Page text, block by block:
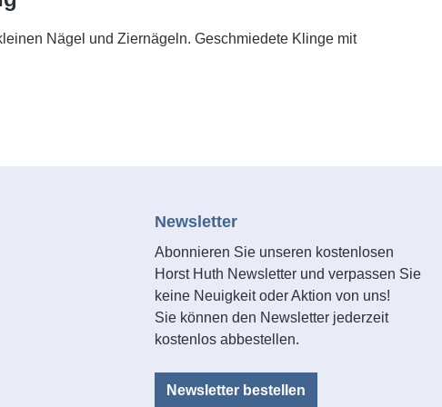
Nägel und Ziernägeln. Geschmiedete Klinge mit
Newsletter
Abonnieren Sie unseren kostenlosen
Horst Huth Newsletter und verpassen Sie
keine Neuigkeit oder Aktion von uns!
Sie können den Newsletter jederzeit
kostenlos abbestellen.
Newsletter bestellen